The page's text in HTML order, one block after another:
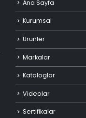
Ana Sayfa
Kurumsal
Ürünler
Markalar
Kataloglar
Videolar
Sertifikalar